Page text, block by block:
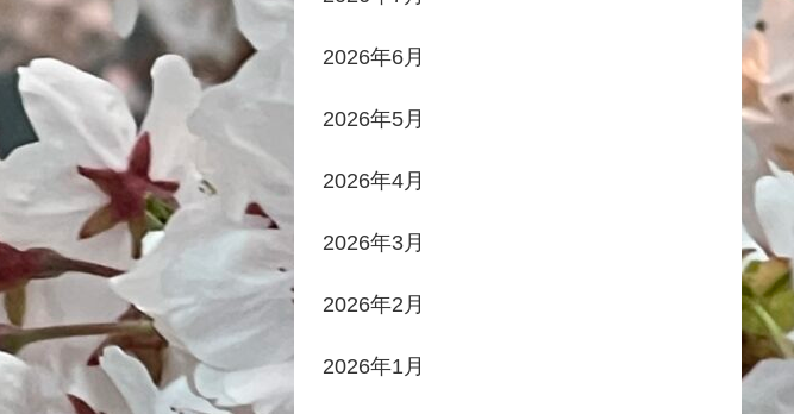
2026年6月
2026年5月
2026年4月
2026年3月
2026年2月
2026年1月